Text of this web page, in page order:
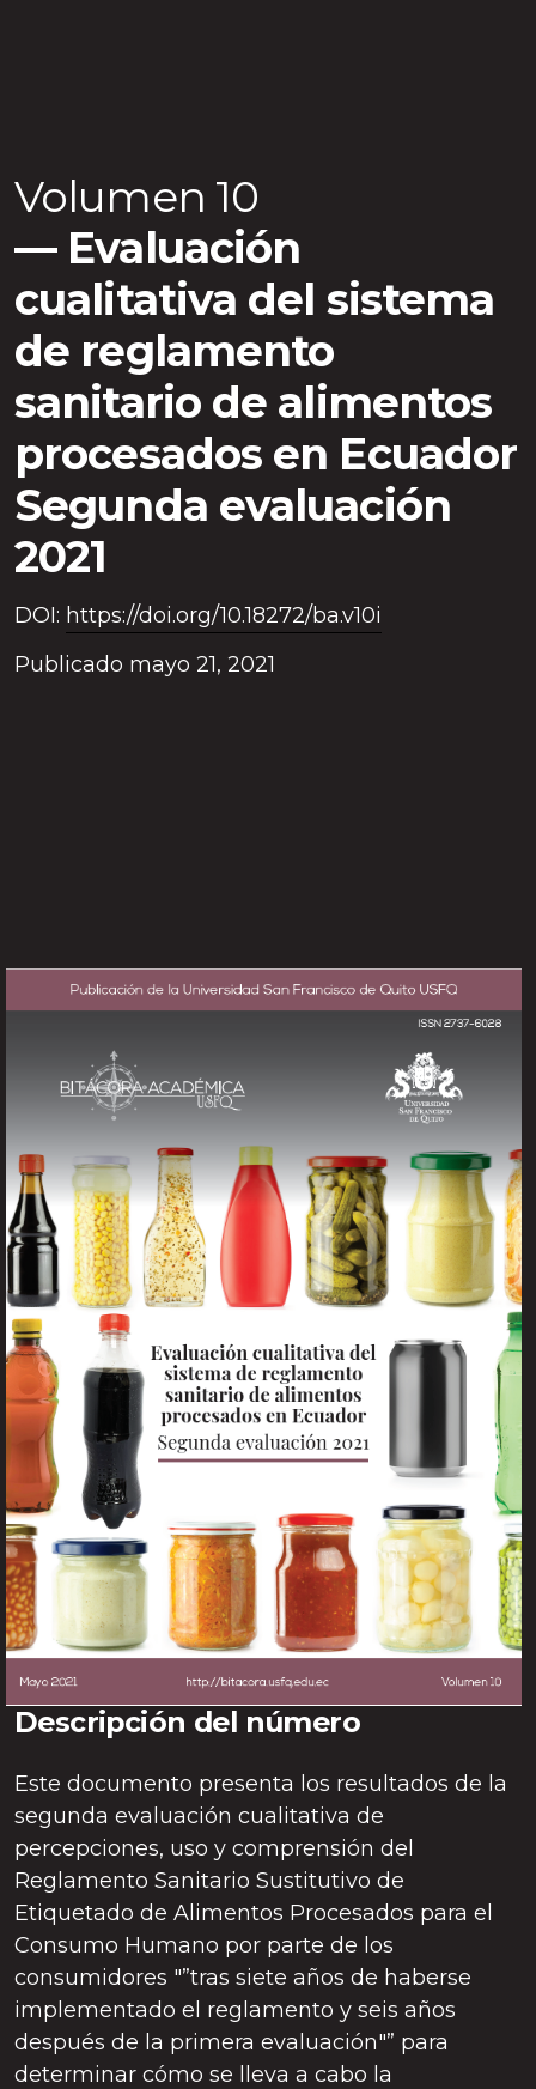
Volumen 10
Evaluación
cualitativa del sistema
de reglamento
sanitario de alimentos
procesados en Ecuador
Segunda evaluación
2021
DOI: https://doi.org/10.18272/ba.v10i
Publicado mayo 21, 2021
Descripción del número
Este documento presenta los resultados de la
segunda evaluación cualitativa de
percepciones, uso y comprensión del
Reglamento Sanitario Sustitutivo de
Etiquetado de Alimentos Procesados para el
Consumo Humano por parte de los
consumidores "”tras siete años de haberse
implementado el reglamento y seis años
después de la primera evaluación"” para
determinar cómo se lleva a cabo la